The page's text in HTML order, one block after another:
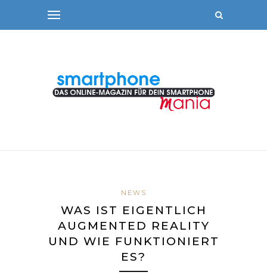
NEWS
WAS IST EIGENTLICH
AUGMENTED REALITY
UND WIE FUNKTIONIERT
ES?